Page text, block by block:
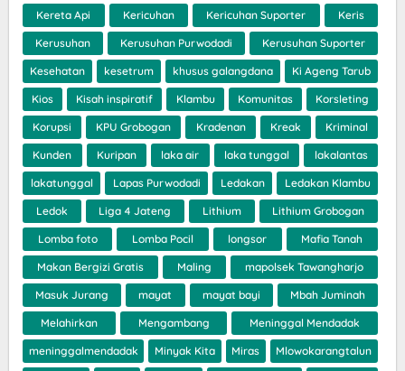
Kereta Api Kericuhan Kericuhan Suporter Keris
Kerusuhan Kerusuhan Purwodadi Kerusuhan Suporter
Kesehatan kesetrum khusus galangdana Ki Ageng Tarub
Kios Kisah inspiratif Klambu Komunitas Korsleting
Korupsi KPU Grobogan Kradenan Kreak Kriminal
Kunden Kuripan laka air laka tunggal lakalantas
lakatunggal Lapas Purwodadi Ledakan Ledakan Klambu
Ledok Liga 4 Jateng Lithium Lithium Grobogan
Lomba foto Lomba Pocil longsor Mafia Tanah
Makan Bergizi Gratis Maling mapolsek Tawangharjo
Masuk Jurang mayat mayat bayi Mbah Juminah
Melahirkan Mengambang Meninggal Mendadak
meninggalmendadak Minyak Kita Miras Mlowokarangtalun